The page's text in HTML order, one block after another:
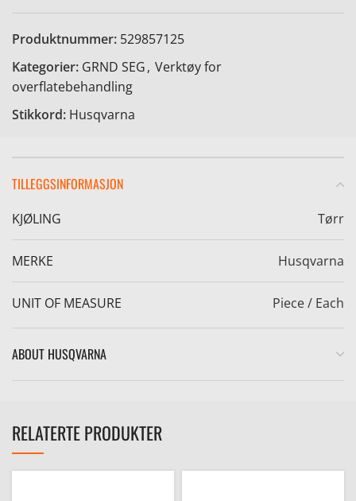
Produktnummer: 529857125
Kategorier: GRND SEG, Verktøy for
overflatebehandling
Stikkord: Husqvarna
TILLEGGSINFORMASJON
KJØLING Tørr
MERKE Husqvarna
UNIT OF MEASURE Piece / Each
ABOUT HUSQVARNA
RELATERTE PRODUKTER